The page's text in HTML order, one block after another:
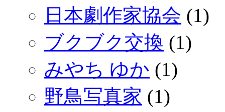
日本劇作家協会 (1)
ブクブク交換 (1)
みやち ゆか (1)
野鳥写真家 (1)